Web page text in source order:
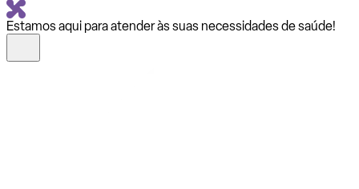
Estamos aqui para atender às suas necessidades de saúde!